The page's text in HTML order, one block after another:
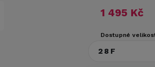
1 495 Kč
Dostupné
28F